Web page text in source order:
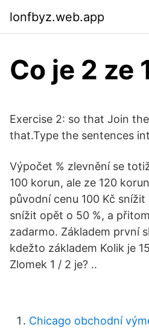
lonfbyz.web.app
Co je 2 ze
Exercise 2: so that Join
that.Type the sentences
Výpočet % zlevnění se
100 korun, ale ze 120
původní cenu 100 Kč
snížit opět o 50 %, a
zadarmo. Základem první
kdežto základem Kolik je
Zlomek 1 / 2 je? ..
Chicago obchodní